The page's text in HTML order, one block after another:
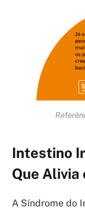
Intestino
Que Alivia
A Síndrome do